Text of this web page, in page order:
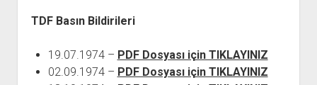
TDF Basın Bildirileri
19.07.1974 – PDF Dosyası için TIKLAYINIZ
02.09.1974 – PDF Dosyası için TIKLAYINIZ